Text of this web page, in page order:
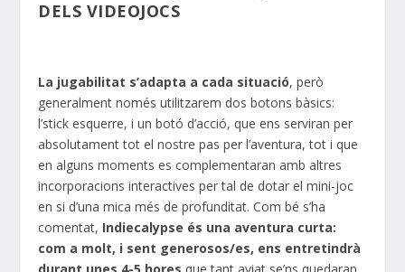
DELS VIDEOJOCS
La jugabilitat s’adapta a cada situació, però
generalment només utilitzarem dos botons bàsics:
l’stick esquerre, i un botó d’acció, que ens serviran per
absolutament tot el nostre pas per l’aventura, tot i que
en alguns moments es complementaran amb altres
incorporacions interactives per tal de dotar el mini-joc
en si d’una mica més de profunditat. Com bé s’ha
comentat, Indiecalypse és una aventura curta:
com a molt, i sent generosos/es, ens entretindrà